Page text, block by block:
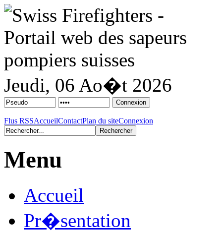
Jeudi, 06 Ao�t 2026
Flus RSSAccueilContactPlan du siteConnexion
Menu
Accueil
Pr�sentation